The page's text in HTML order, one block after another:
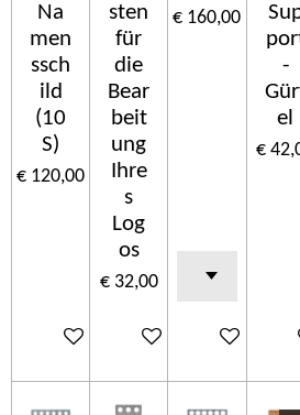
Na
men
ssch
ild
(10
S)
€ 120,00
In winkelwagen
sten
für
die
Bear
beit
ung
Ihre
s
Log
os
€ 32,00
In winkelwagen
€ 160,00
In
-
el
€
In